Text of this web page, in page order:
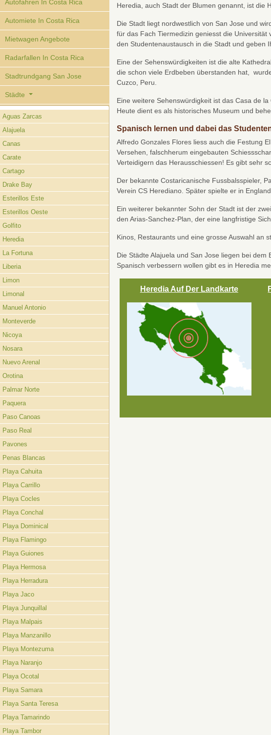
Autofahren In Costa Rica
Automiete In Costa Rica
Mietwagen Angebote
Radarfallen In Costa Rica
Stadtrundgang San Jose
Städte
Aguas Zarcas
Alajuela
Canas
Carate
Cartago
Drake Bay
Esterillos Este
Esterillos Oeste
Golfito
Heredia
La Fortuna
Liberia
Limon
Limonal
Manuel Antonio
Monteverde
Nicoya
Nosara
Nuevo Arenal
Orotina
Palmar Norte
Paquera
Paso Canoas
Paso Real
Pavones
Penas Blancas
Playa Cahuita
Playa Carrillo
Playa Cocles
Playa Conchal
Playa Dominical
Playa Flamingo
Playa Guiones
Playa Hermosa
Playa Herradura
Playa Jaco
Playa Junquillal
Playa Malpais
Playa Manzanillo
Playa Montezuma
Playa Naranjo
Playa Ocotal
Playa Samara
Playa Santa Teresa
Playa Tamarindo
Playa Tambor
Heredia, auch Stadt der Blumen genannt, ist die
Die Stadt liegt nordwestlich von San Jose und
für das Fach Tiermedizin geniesst die
den Studentenaustausch in die Stadt und geben
Eine der Sehenswürdigkeiten ist die alte
die schon viele Erdbeben überstanden hat,
Cuzco, Peru.
Eine weitere Sehenswürdigkeit ist das Casa de
Heute dient es als historisches Museum und
Spanisch lernen und dabei das
Alfredo Gonzales Flores liess auch die Festung
Versehen, falschherum eingebauten
Verteidigern das Herausschiessen! Es gibt sehr
Der bekannte Costaricanische Fussbalsspieler,
Verein CS Herediano. Später spielte er in
Ein weiterer bekannter Sohn der Stadt ist der
den Arias-Sanchez-Plan, der eine langfristige
Kinos, Restaurants und eine grosse Auswahl an
Die Städte Alajuela und San Jose liegen bei
Spanisch verbessern wollen gibt es in Heredia
Heredia Auf Der Landkarte